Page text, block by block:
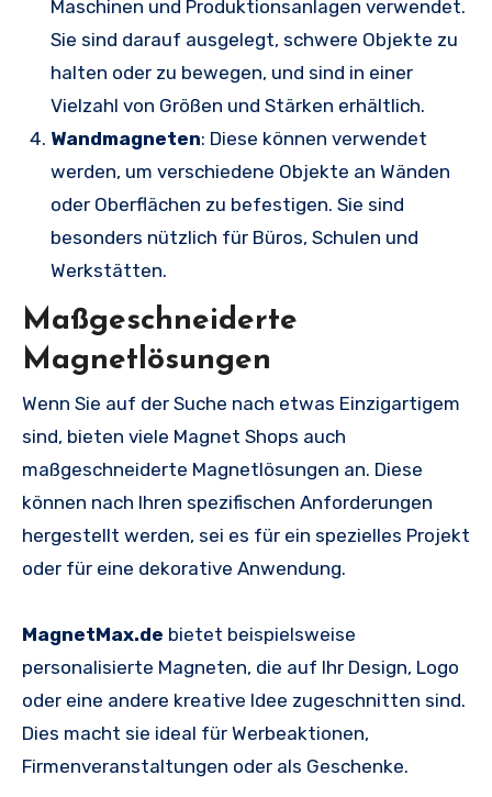
Maschinen und Produktionsanlagen verwendet.
Sie sind darauf ausgelegt, schwere Objekte zu
halten oder zu bewegen, und sind in einer
Vielzahl von Größen und Stärken erhältlich.
Wandmagneten: Diese können verwendet
werden, um verschiedene Objekte an Wänden
oder Oberflächen zu befestigen. Sie sind
besonders nützlich für Büros, Schulen und
Werkstätten.
Maßgeschneiderte
Magnetlösungen
Wenn Sie auf der Suche nach etwas Einzigartigem
sind, bieten viele Magnet Shops auch
maßgeschneiderte Magnetlösungen an. Diese
können nach Ihren spezifischen Anforderungen
hergestellt werden, sei es für ein spezielles Projekt
oder für eine dekorative Anwendung.
MagnetMax.de bietet beispielsweise
personalisierte Magneten, die auf Ihr Design, Logo
oder eine andere kreative Idee zugeschnitten sind.
Dies macht sie ideal für Werbeaktionen,
Firmenveranstaltungen oder als Geschenke.